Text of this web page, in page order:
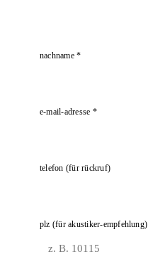
nachname *
e-mail-adresse *
telefon (für rückruf)
plz (für akustiker-empfehlung)